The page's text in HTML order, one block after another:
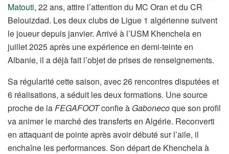
Matouti, 22 ans, attire l’attention du MC Oran et du CR
Belouizdad. Les deux clubs de Ligue 1 algérienne suivent
le joueur depuis janvier. Arrivé à l’USM Khenchela en
juillet 2025 après une expérience en demi-teinte en
Albanie, il a déjà fait l’objet de prises de renseignements.
Sa régularité cette saison, avec 26 rencontres disputées et
6 réalisations, a séduit les deux formations. Une source
proche de laFEGAFOOTconfie à Gabonecoque son profil
va animer le marché des transferts en Algérie. Reconverti
en attaquant de pointe après avoir débuté sur l’aile, il
enchaîne les performances. Son départ de Khenchela à